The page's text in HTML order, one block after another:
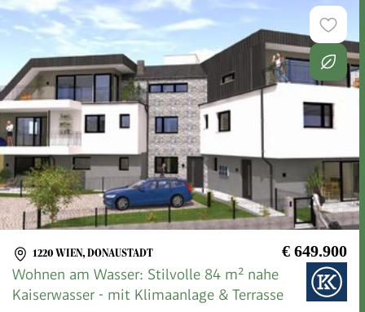
1220 WIEN, DONAUSTADT € 649.900
Wohnen am Wasser: Stilvolle 84 m² nahe
Kaiserwasser - mit Klimaanlage & Terrasse